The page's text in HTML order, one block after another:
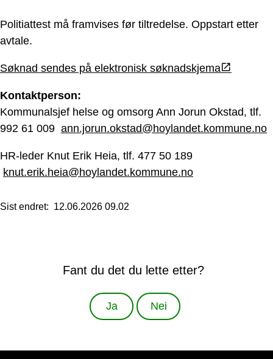
Politiattest må framvises før tiltredelse. Oppstart etter
avtale.
Søknad sendes på elektronisk søknadskjema
Kontaktperson:
Kommunalsjef helse og omsorg Ann Jorun Okstad, tlf.
992 61 009 ann.jorun.okstad@hoylandet.kommune.no
HR-leder Knut Erik Heia, tlf. 477 50 189
knut.erik.heia@hoylandet.kommune.no
Sist endret 12.06.2026 09.02
Fant du det du lette etter?
Ja Nei